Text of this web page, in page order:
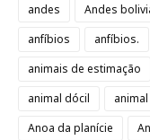
andes
Andes
anfíbios
anfíbios.
animais de estimação
animal dócil
Anoa da planície